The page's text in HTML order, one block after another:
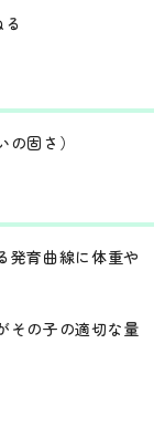
固さ）
発育曲線に体重や
その子の適切な量